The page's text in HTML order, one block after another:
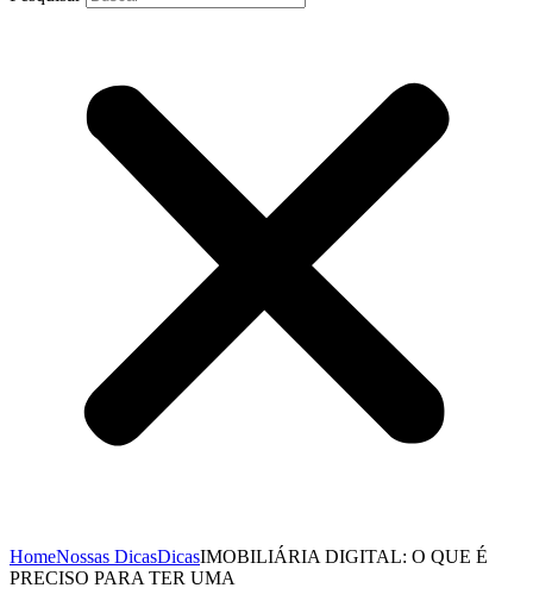
HomeNossas DicasDicasIMOBILIÁRIA DIGITAL: O QUE É
PRECISO PARA TER UMA